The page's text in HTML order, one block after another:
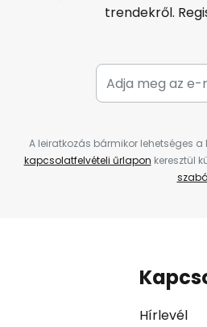
trendekről.
A leiratkozás bármikor lehetséges
kapcsolatfelvételi űrlapon keresztül
Hírlevél